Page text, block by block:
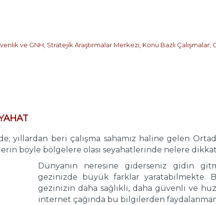
ve GNH, Stratejik Araştırmalar Merkezi, Konu Bazlı Çalışmalar,
yıllardan beri çalışma sahamız haline gelen
böyle bölgelere olası seyahatlerinde nelere
Dünyanın neresine giderseniz gidin
gezinizde büyük farklar yaratabilmekte.
gezinizin daha sağlıklı, daha güvenli ve
internet çağında bu bilgilerden